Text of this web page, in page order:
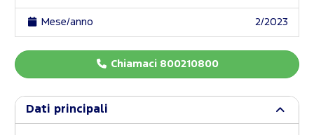
Mese/anno 2/2023
Chiamaci 800210800
Dati principali